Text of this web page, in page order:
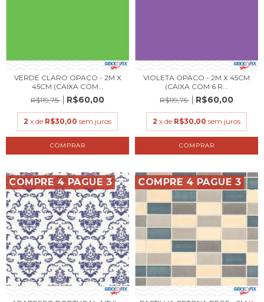
VERDE CLARO OPACO - 2M X
45CM (CAIXA COM...
R$119,75
R$60,00
2 x de R$30,00 sem juros
VIOLETA OPACO - 2M X 45CM
(CAIXA COM 6 R...
R$119,75
R$60,00
2 x de R$30,00 sem juros
COMPRE 4 PAGUE 3 COMPRE 4 PAGUE 3